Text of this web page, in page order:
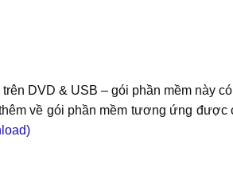
DVD & USB – gói phần mềm này
về gói phần mềm tương ứng được